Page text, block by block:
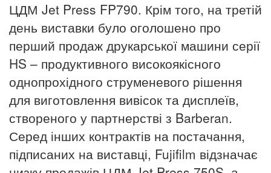
ЦДМ Jet Press FP790. Крім того, на третій
день виставки було оголошено про
перший продаж друкарської машини серії
HS – продуктивного високоякісного
однопрохідного струменевого рішення
для виготовлення вивісок та дисплеїв,
створеного у партнерстві з Barberan.
Серед інших контрактів на постачання,
підписаних на виставці, Fujifilm відзначає